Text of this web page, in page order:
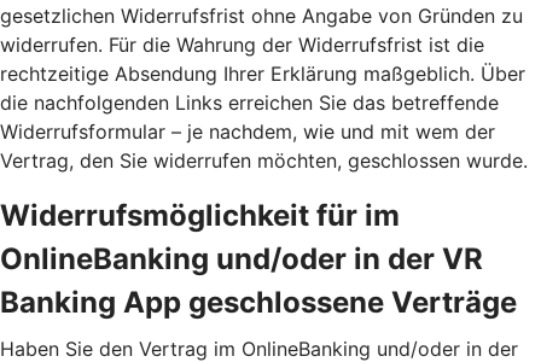
gesetzlichen Widerrufsfrist ohne Angabe von Gründen zu
widerrufen. Für die Wahrung der Widerrufsfrist ist die
rechtzeitige Absendung Ihrer Erklärung maßgeblich. Über
die nachfolgenden Links erreichen Sie das betreffende
Widerrufsformular – je nachdem, wie und mit wem der
Vertrag, den Sie widerrufen möchten, geschlossen wurde.
Widerrufsmöglichkeit für im
OnlineBanking und/oder in der VR
Banking App geschlossene Verträge
Haben Sie den Vertrag im OnlineBanking und/oder in der